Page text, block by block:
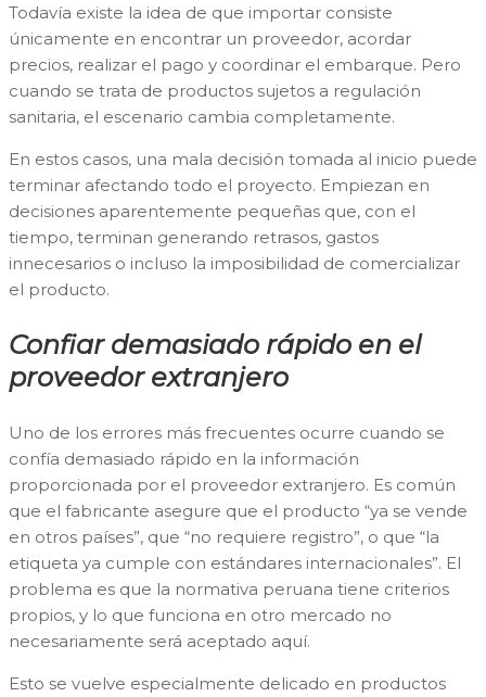
Todavía existe la idea de que importar consiste
únicamente en encontrar un proveedor, acordar
precios, realizar el pago y coordinar el embarque. Pero
cuando se trata de productos sujetos a regulación
sanitaria, el escenario cambia completamente.
En estos casos, una mala decisión tomada al inicio puede
terminar afectando todo el proyecto. Empiezan en
decisiones aparentemente pequeñas que, con el
tiempo, terminan generando retrasos, gastos
innecesarios o incluso la imposibilidad de comercializar
el producto.
Confiar demasiado rápido en el
proveedor extranjero
Uno de los errores más frecuentes ocurre cuando se
confía demasiado rápido en la información
proporcionada por el proveedor extranjero. Es común
que el fabricante asegure que el producto “ya se vende
en otros países”, que “no requiere registro”, o que “la
etiqueta ya cumple con estándares internacionales”. El
problema es que la normativa peruana tiene criterios
propios, y lo que funciona en otro mercado no
necesariamente será aceptado aquí.
Esto se vuelve especialmente delicado en productos